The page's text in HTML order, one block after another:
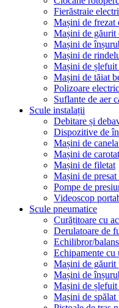
Fierăstraie
Mașini de frezat
Mașini de găurit
Mașini de
Mașini de
Mașini de șlefuit
Mașini de tăiat
Polizoare
Suflante de aer
Scule instalații
Debitare și
Dispozitive de
Mașini de
Mașini de carotat
Mașini de filetat
Mașini de presat
Pompe de
Videoscop
Scule pneumatice
Curățitoare cu
Derulatoare de
Echilibror/
Echipamente cu
Mașini de găurit
Mașini de
Mașini de șlefuit
Mașini de spălat